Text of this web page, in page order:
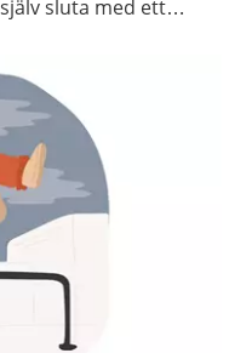
sluta med ett